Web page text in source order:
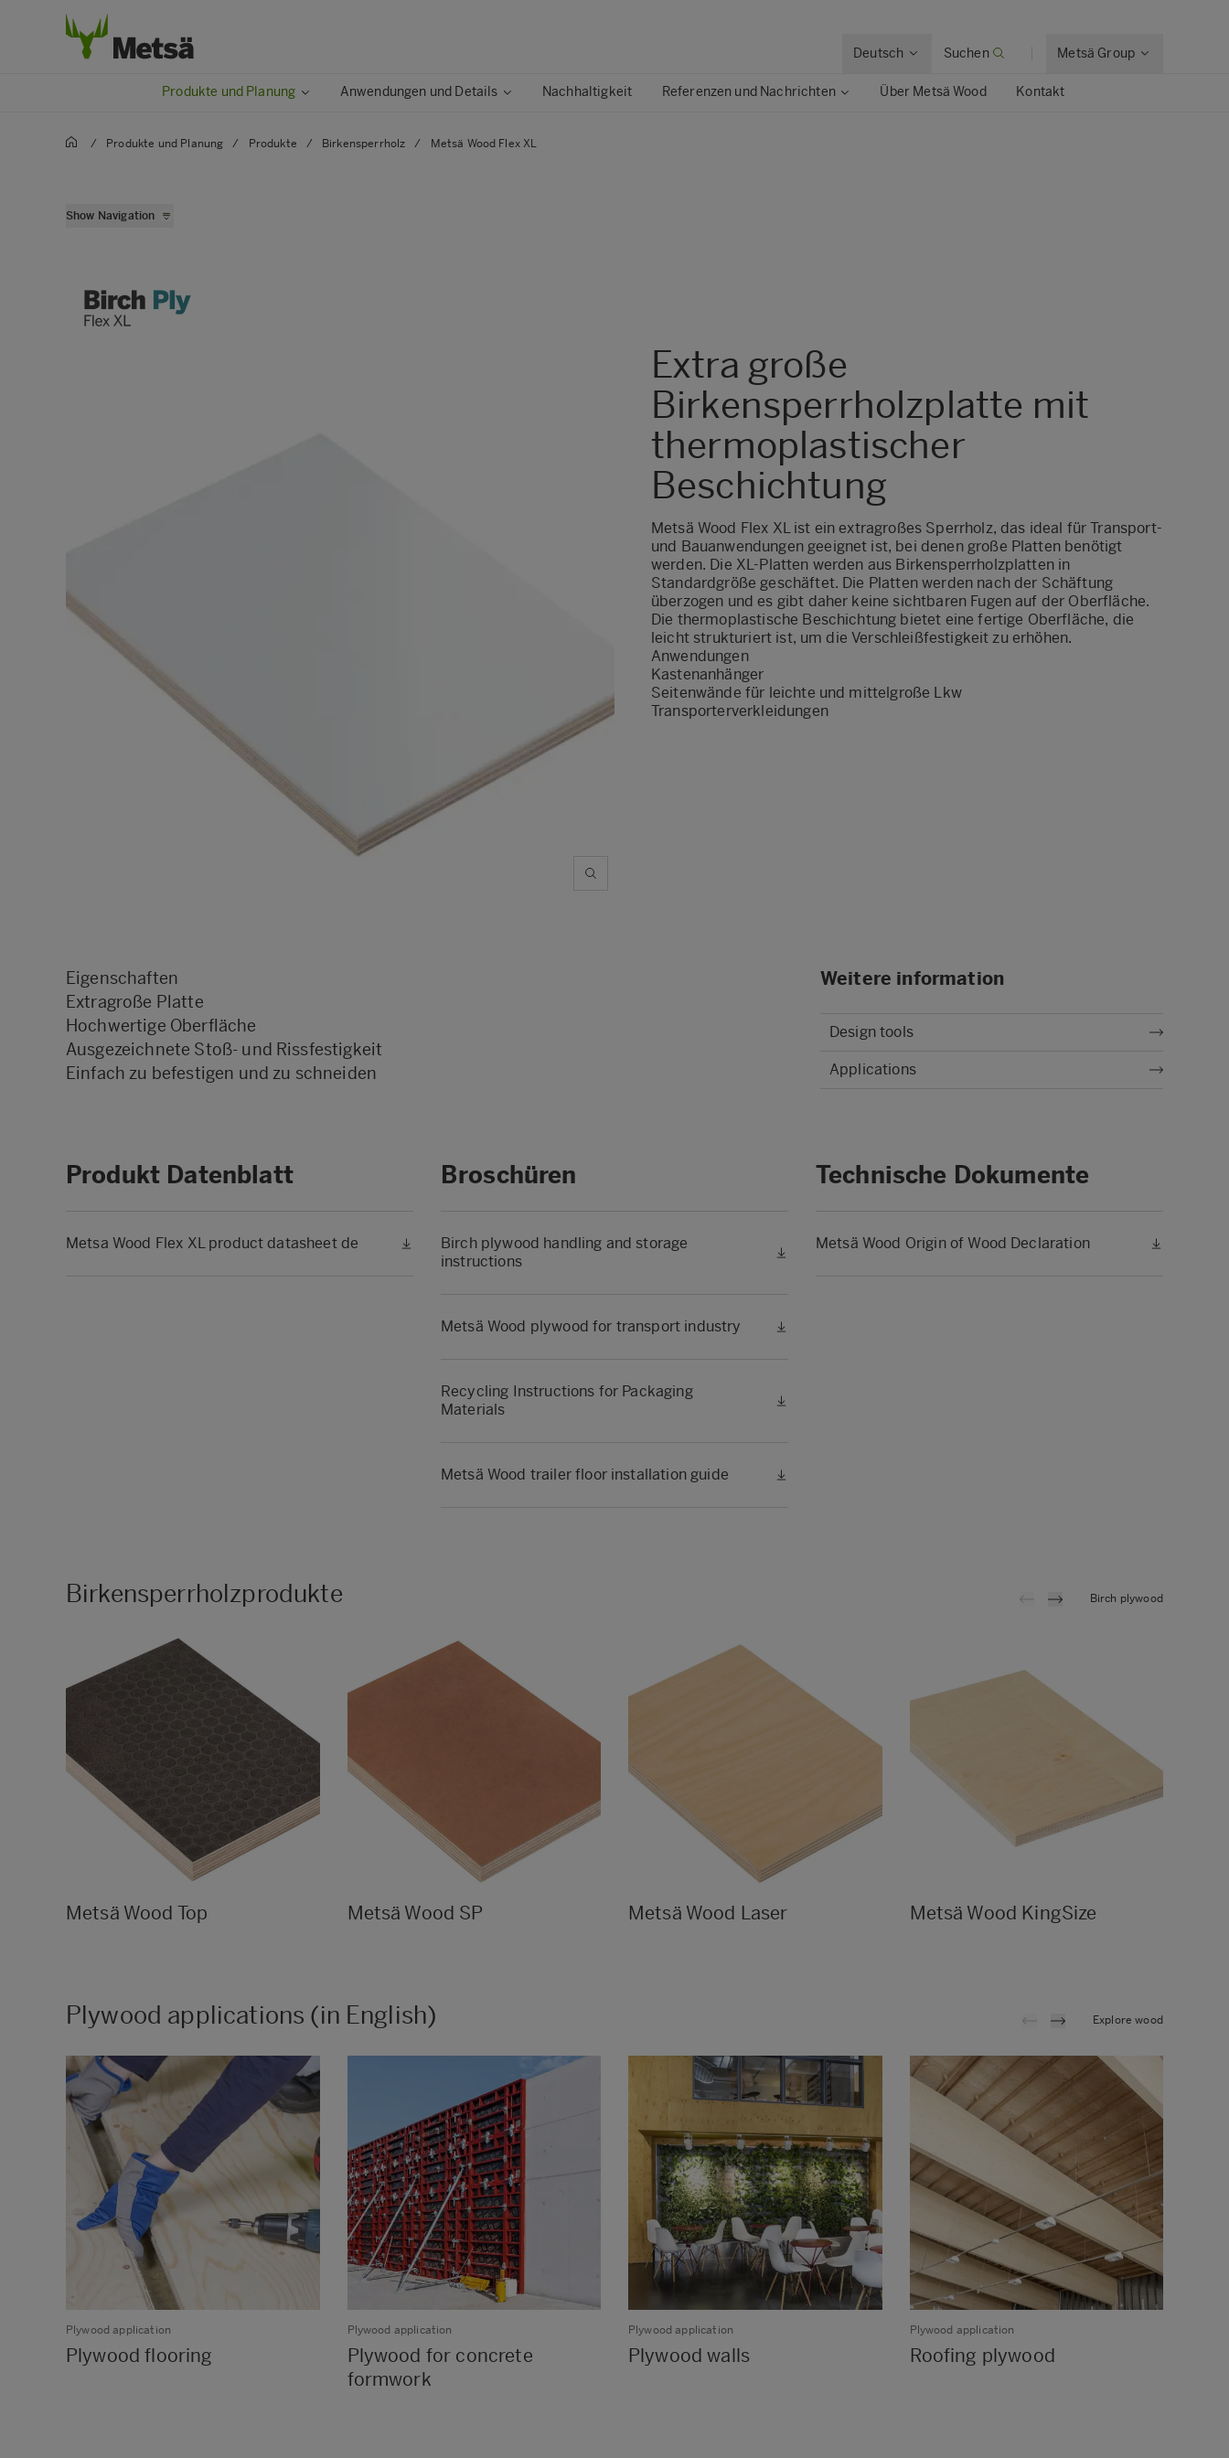
Deutsch Suchen Metsä Group
Produkte und Planung Anwendungen und Details Nachhaltigkeit Referenzen und Nachrichten Über Metsä Wood Kontakt
/ Produkte und Planung / Produkte / Birkensperrholz / Metsä Wood Flex XL
Show Navigation
Extra große
Birkensperrholzplatte mit
thermoplastischer
Beschichtung
Metsä Wood Flex XL ist ein extragroßes Sperrholz, das ideal für Transport-
und Bauanwendungen geeignet ist, bei denen große Platten benötigt
werden. Die XL-Platten werden aus Birkensperrholzplatten in
Standardgröße geschäftet. Die Platten werden nach der Schäftung
überzogen und es gibt daher keine sichtbaren Fugen auf der Oberfläche.
Die thermoplastische Beschichtung bietet eine fertige Oberfläche, die
leicht strukturiert ist, um die Verschleißfestigkeit zu erhöhen.
Anwendungen
Kastenanhänger
Seitenwände für leichte und mittelgroße Lkw
Transporterverkleidungen
Eigenschaften
Extragroße Platte
Hochwertige Oberfläche
Ausgezeichnete Stoß- und Rissfestigkeit
Einfach zu befestigen und zu schneiden
Weitere information
Design tools
Applications
Produkt Datenblatt
Metsa Wood Flex XL product datasheet de
Broschüren
Birch plywood handling and storage
instructions
Metsä Wood plywood for transport industry
Recycling Instructions for Packaging
Materials
Metsä Wood trailer floor installation guide
Technische Dokumente
Metsä Wood Origin of Wood Declaration
Birkensperrholzprodukte Birch plywood
Metsä Wood Top Metsä Wood SP Metsä Wood Laser Metsä Wood KingSize
Plywood applications (in English) Explore wood
Plywood application
Plywood flooring
Plywood application
Plywood for concrete
formwork
Plywood application
Plywood walls
Plywood application
Roofing plywood